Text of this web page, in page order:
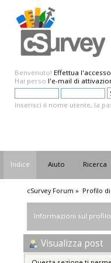
Benvenuto! Effettua l'accesso
Hai perso l'e-mail di
Inserisci il nome utente, la
Indice Aiuto Ricerca
cSurvey Forum » Profilo
Informazioni sul profilo
Visualizza post